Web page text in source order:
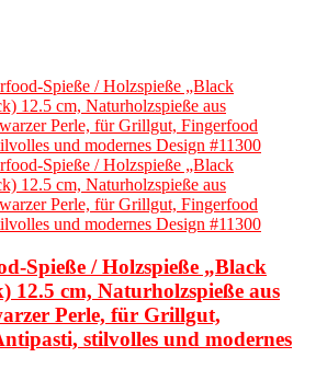
Spieße / Holzspieße „Black
12.5 cm, Naturholzspieße aus
Perle, für Grillgut,
stilvolles und modernes